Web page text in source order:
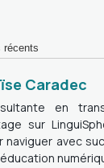
récents
Caradec
en
sur
naviguer avec